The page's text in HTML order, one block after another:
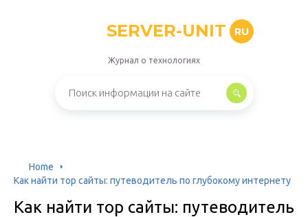
SERVER-UNIT RU
Журнал о технологиях
Home
Как найти тор сайты: путеводитель по глубокому интернету
Как найти тор сайты: путеводитель